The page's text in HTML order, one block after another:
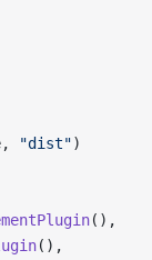
"dist")
(),
(),